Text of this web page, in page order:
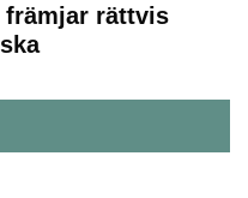
främjar rättvis